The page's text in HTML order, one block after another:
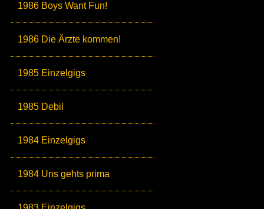
1986 Boys Want Fun!
1986 Die Ärzte kommen!
1985 Einzelgigs
1985 Debil
1984 Einzelgigs
1984 Uns gehts prima